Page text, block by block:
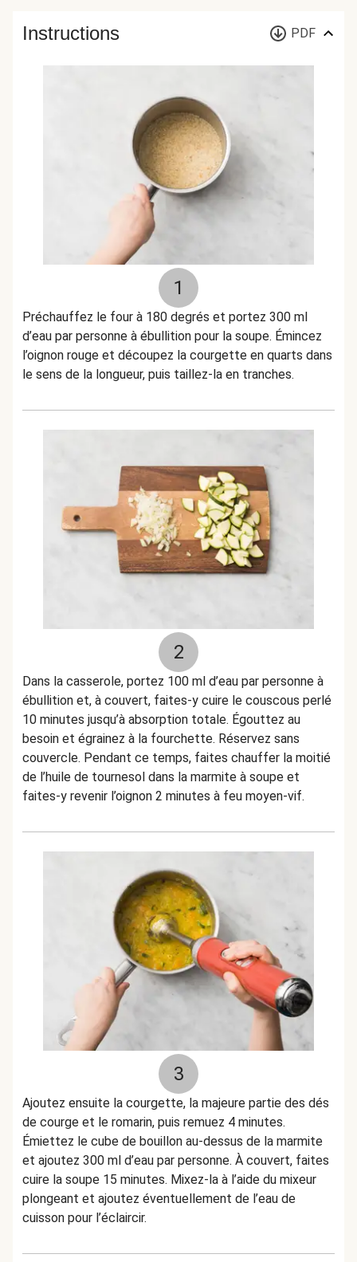
Instructions PDF
1
Préchauffez le four à 180 degrés et portez 300 ml
d’eau par personne à ébullition pour la soupe. Émincez
l’oignon rouge et découpez la courgette en quarts dans
le sens de la longueur, puis taillez-la en tranches.
2
Dans la casserole, portez 100 ml d’eau par personne à
ébullition et, à couvert, faites-y cuire le couscous perlé
10 minutes jusqu’à absorption totale. Égouttez au
besoin et égrainez à la fourchette. Réservez sans
couvercle. Pendant ce temps, faites chauffer la moitié
de l’huile de tournesol dans la marmite à soupe et
faites-y revenir l’oignon 2 minutes à feu moyen-vif.
3
Ajoutez ensuite la courgette, la majeure partie des dés
de courge et le romarin, puis remuez 4 minutes.
Émiettez le cube de bouillon au-dessus de la marmite
et ajoutez 300 ml d’eau par personne. À couvert, faites
cuire la soupe 15 minutes. Mixez-la à l’aide du mixeur
plongeant et ajoutez éventuellement de l’eau de
cuisson pour l’éclaircir.